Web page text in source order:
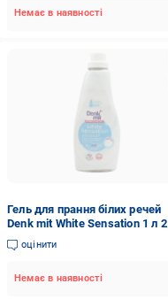
Немає в наявності
Гель для прання білих речей
Denk mit White Sensation 1 л 2
шт.
оцінити
Немає в наявності